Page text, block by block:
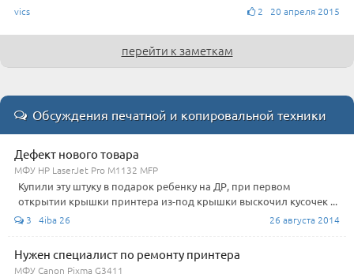
vics 2 20 апреля 2015
перейти к заметкам
Обсуждения печатной и копировальной техники
Дефект нового товара
МФУ HP LaserJet Pro M1132 MFP
Купили эту штуку в подарок ребенку на ДР, при первом
открытии крышки принтера из-под крышки выскочил кусочек ...
3 4iba 26 26 августа 2014
Нужен специалист по ремонту принтера
МФУ Canon Pixma G3411